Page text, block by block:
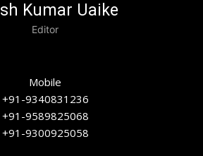
Kumar Uaike
Editor
Mobile
+91-9340831236
+91-9589825068
+91-9300925058